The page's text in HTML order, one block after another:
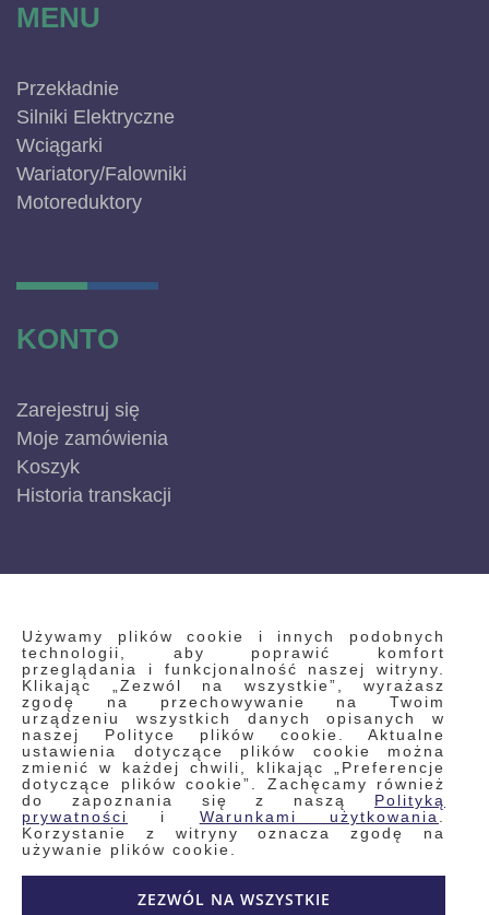
Używamy plików cookie i innych podobnych
technologii, aby poprawić komfort
przeglądania i funkcjonalność naszej witryny.
Klikając „Zezwól na wszystkie”, wyrażasz
zgodę na przechowywanie na Twoim
urządzeniu wszystkich danych opisanych w
naszej Polityce plików cookie. Aktualne
ustawienia dotyczące plików cookie można
zmienić w każdej chwili, klikając „Preferencje
dotyczące plików cookie”. Zachęcamy również
do zapoznania się z naszą Polityką
prywatności
i Warunkami użytkowania
Korzystanie z witryny oznacza zgodę na
używanie plików cookie.
ZEZWÓL NA WSZYSTKIE
MENU
Przekładnie
Silniki Elektryczne
Wciągarki
Wariatory/Falowniki
Motoreduktory
KONTO
Zarejestruj się
Moje zamówienia
Koszyk
Historia transkacji
INFORMACJE
Regulamin
Polityka prywatności i pliki cookie
Wyszukiwane frazy
Wyszukiwanie zaawansowane
Zamówienia
Skontaktuj się z nami
Odstąp od umowy